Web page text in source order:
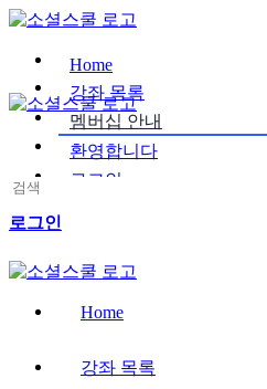
Toggle
Panel
Home
강좌 목록
멤버십 안내
환영합니다
로그인
More
로그인
Search
Home
강좌 목록